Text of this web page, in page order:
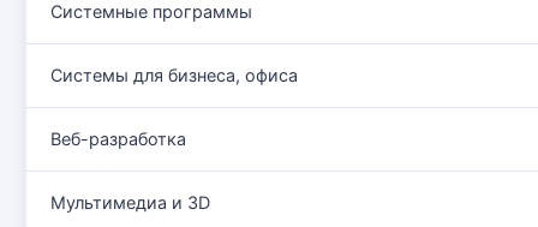
Системные программы
Системы для бизнеса, офиса
Веб-разработка
Мультимедиа и 3D